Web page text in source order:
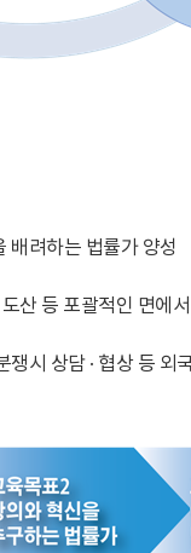
배려하는 법률가 양성
산 등 포괄적인 면에
시 상담 · 협상 등 외